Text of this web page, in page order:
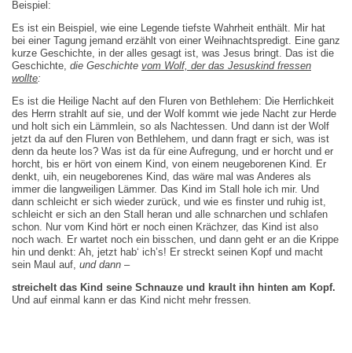
Beispiel:
Es ist ein Beispiel, wie eine Legende tiefste Wahrheit enthält. Mir hat
bei einer Tagung jemand erzählt von einer Weihnachtspredigt. Eine ganz
kurze Geschichte, in der alles gesagt ist, was Jesus bringt. Das ist die
Geschichte, die Geschichte vom Wolf, der das Jesuskind fressen
wollte:
Es ist die Heilige Nacht auf den Fluren von Bethlehem: Die Herrlichkeit
des Herrn strahlt auf sie, und der Wolf kommt wie jede Nacht zur Herde
und holt sich ein Lämmlein, so als Nachtessen. Und dann ist der Wolf
jetzt da auf den Fluren von Bethlehem, und dann fragt er sich, was ist
denn da heute los? Was ist da für eine Aufregung, und er horcht und er
horcht, bis er hört von einem Kind, von einem neugeborenen Kind. Er
denkt, uih, ein neugeborenes Kind, das wäre mal was Anderes als
immer die langweiligen Lämmer. Das Kind im Stall hole ich mir. Und
dann schleicht er sich wieder zurück, und wie es finster und ruhig ist,
schleicht er sich an den Stall heran und alle schnarchen und schlafen
schon. Nur vom Kind hört er noch einen Krächzer, das Kind ist also
noch wach. Er wartet noch ein bisschen, und dann geht er an die Krippe
hin und denkt: Ah, jetzt hab‘ ich’s! Er streckt seinen Kopf und macht
sein Maul auf, und dann –
streichelt das Kind seine Schnauze und krault ihn hinten am Kopf.
Und auf einmal kann er das Kind nicht mehr fressen.